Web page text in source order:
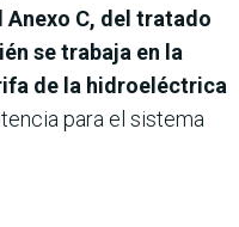
C, del tratado
se trabaja en la
de la hidroeléctrica
para el sistema